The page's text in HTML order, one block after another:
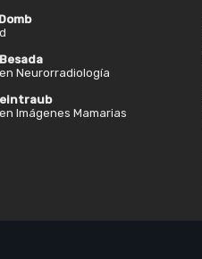
Neurorradiología
Imágenes Mamarias